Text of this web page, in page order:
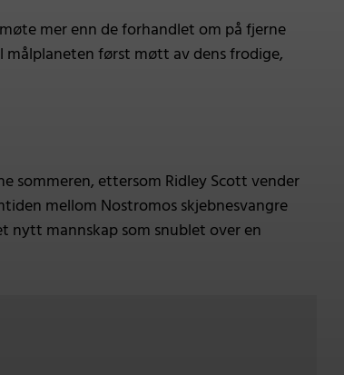
mer enn de forhandlet om på fjerne
målplaneten først møtt av dens frodige,
sommeren, ettersom Ridley Scott vender
mellom Nostromos skjebnesvangre
nytt mannskap som snublet over en